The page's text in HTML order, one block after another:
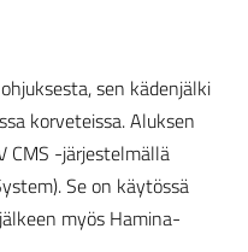
sen kädenjälki
korveteissa. Aluksen
CMS -järjestelmällä
Se on käytössä
myös Hamina-